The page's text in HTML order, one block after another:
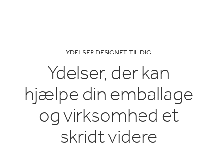
YDELSER DESIGNET TIL DIG
Ydelser, der kan
hjælpe din emballage
og virksomhed et
skridt videre